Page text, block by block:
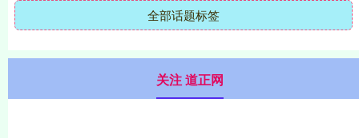
全部话题标签
关注 道正网